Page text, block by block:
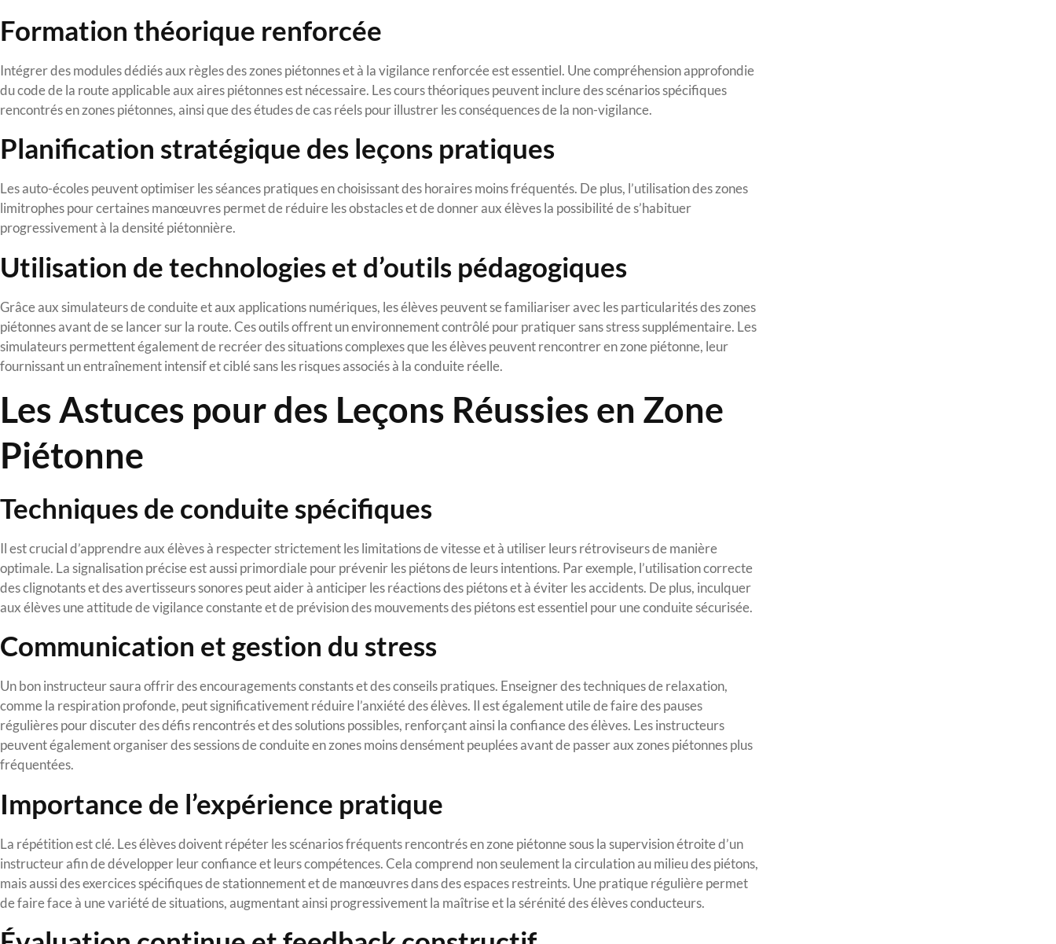
Formation théorique renforcée
Intégrer des modules dédiés aux règles des zones piétonnes et à la vigilance renforcée est essentiel. Une compréhension approfondie
du code de la route applicable aux aires piétonnes est nécessaire. Les cours théoriques peuvent inclure des scénarios spécifiques
rencontrés en zones piétonnes, ainsi que des études de cas réels pour illustrer les conséquences de la non-vigilance.
Planification stratégique des leçons pratiques
Les auto-écoles peuvent optimiser les séances pratiques en choisissant des horaires moins fréquentés. De plus, l’utilisation des zones
limitrophes pour certaines manœuvres permet de réduire les obstacles et de donner aux élèves la possibilité de s’habituer
progressivement à la densité piétonnière.
Utilisation de technologies et d’outils pédagogiques
Grâce aux simulateurs de conduite et aux applications numériques, les élèves peuvent se familiariser avec les particularités des zones
piétonnes avant de se lancer sur la route. Ces outils offrent un environnement contrôlé pour pratiquer sans stress supplémentaire. Les
simulateurs permettent également de recréer des situations complexes que les élèves peuvent rencontrer en zone piétonne, leur
fournissant un entraînement intensif et ciblé sans les risques associés à la conduite réelle.
Les Astuces pour des Leçons Réussies en Zone
Piétonne
Techniques de conduite spécifiques
Il est crucial d’apprendre aux élèves à respecter strictement les limitations de vitesse et à utiliser leurs rétroviseurs de manière
optimale. La signalisation précise est aussi primordiale pour prévenir les piétons de leurs intentions. Par exemple, l’utilisation correcte
des clignotants et des avertisseurs sonores peut aider à anticiper les réactions des piétons et à éviter les accidents. De plus, inculquer
aux élèves une attitude de vigilance constante et de prévision des mouvements des piétons est essentiel pour une conduite sécurisée.
Communication et gestion du stress
Un bon instructeur saura offrir des encouragements constants et des conseils pratiques. Enseigner des techniques de relaxation,
comme la respiration profonde, peut significativement réduire l’anxiété des élèves. Il est également utile de faire des pauses
régulières pour discuter des défis rencontrés et des solutions possibles, renforçant ainsi la confiance des élèves. Les instructeurs
peuvent également organiser des sessions de conduite en zones moins densément peuplées avant de passer aux zones piétonnes plus
fréquentées.
Importance de l’expérience pratique
La répétition est clé. Les élèves doivent répéter les scénarios fréquents rencontrés en zone piétonne sous la supervision étroite d’un
instructeur afin de développer leur confiance et leurs compétences. Cela comprend non seulement la circulation au milieu des piétons,
mais aussi des exercices spécifiques de stationnement et de manœuvres dans des espaces restreints. Une pratique régulière permet
de faire face à une variété de situations, augmentant ainsi progressivement la maîtrise et la sérénité des élèves conducteurs.